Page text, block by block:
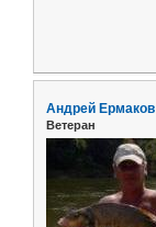
Андрей Ермаков
Ветеран